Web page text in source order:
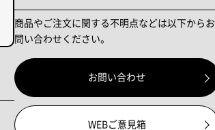
商品やご注文に関する不明点などは以下からお
問い合わせください。
お問い合わせ
WEBご意見箱